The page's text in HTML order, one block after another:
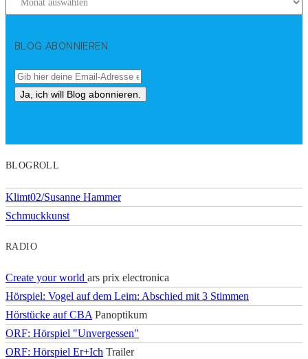
BLOG ABONNIEREN
BLOGROLL
Klimt02/Susanne Hammer
Schmuckkunst
RADIO
Create your world ars prix electronica
Hörspiel: Vogel auf dem Leim: Abschied mit 3 Stimmen
Hörstücke auf CBA Panoptikum
ORF: Hörspiel "Unvergessen"
ORF: Hörspiel Er+Ich Trailer